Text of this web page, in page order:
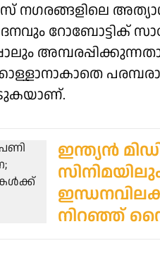
റോബോട്ടിക്
ഇന്ത്യൻ
നിറഞ്ഞ്